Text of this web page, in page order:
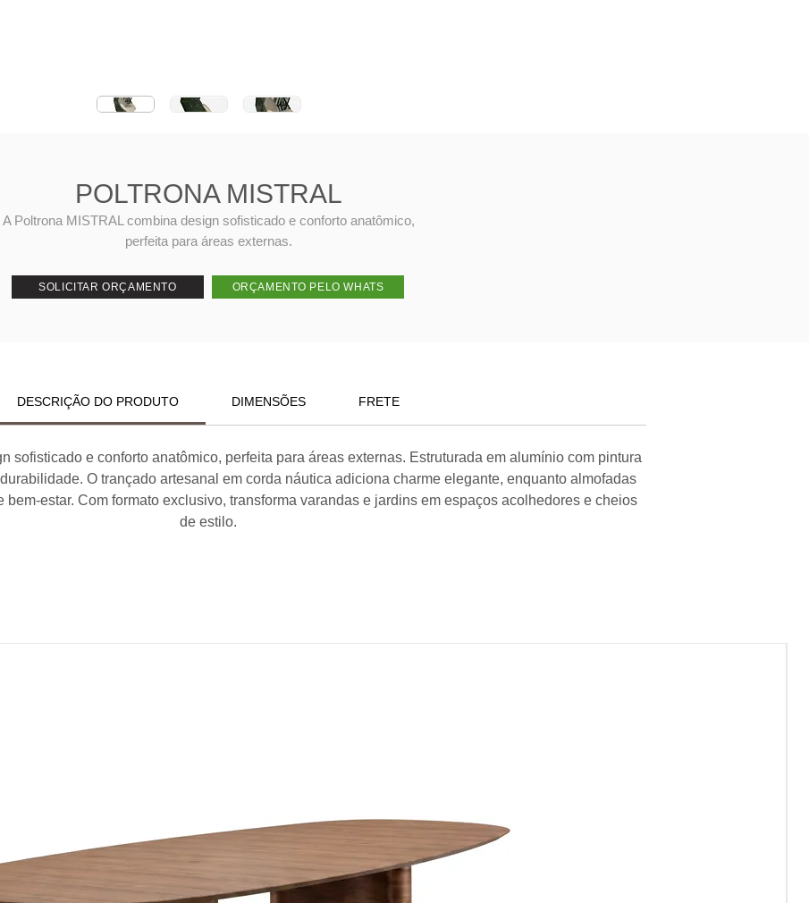
POLTRONA MISTRAL
A Poltrona MISTRAL combina design sofisticado e conforto anatômico,
perfeita para áreas externas.
DESCRIÇÃO DO PRODUTO DIMENSÕES FRETE
sofisticado e conforto anatômico, perfeita para áreas externas. Estruturada em alumínio com pintura
O trançado artesanal em corda náutica adiciona charme elegante, enquanto almofadas
estar. Com formato exclusivo, transforma varandas e jardins em espaços acolhedores e cheios
de estilo.
SOLICITAR ORÇAMENTO ORÇAMENTO PELO WHATS